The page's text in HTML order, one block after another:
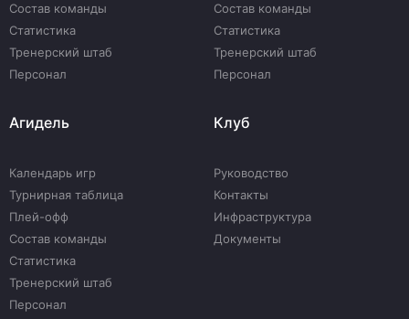
Состав команды
Статистика
Тренерский штаб
Персонал
Состав команды
Статистика
Тренерский штаб
Персонал
Агидель
Календарь игр
Турнирная таблица
Плей-офф
Состав команды
Статистика
Тренерский штаб
Персонал
Клуб
Руководство
Контакты
Инфраструктура
Документы